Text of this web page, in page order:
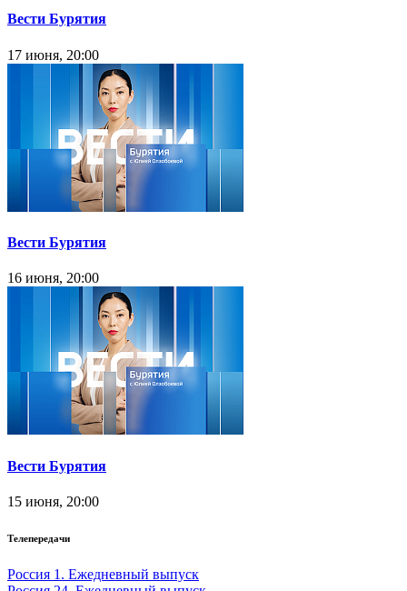
Вести Бурятия
17 июня, 20:00
Вести Бурятия
16 июня, 20:00
Вести Бурятия
15 июня, 20:00
Телепередачи
Россия 1. Ежедневный выпуск